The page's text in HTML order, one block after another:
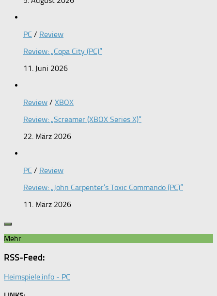
PC / Review
Review: „Copa City (PC)“
11. Juni 2026
Review / XBOX
Review: „Screamer (XBOX Series X)“
22. März 2026
PC / Review
Review: „John Carpenter’s Toxic Commando (PC)“
11. März 2026
Mehr
RSS-Feed:
Heimspiele.info - PC